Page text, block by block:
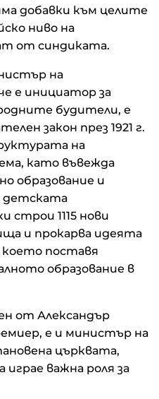
добавки към целите
ниво на
от синдиката.
на
е инициатор за
будители, е
закон през 1921 г.
на
като въвежда
образование и
детската
строи 1115 нови
и прокарва идеята
поставя
образование в
от Александър
е и министър на
църквата,
важна роля за